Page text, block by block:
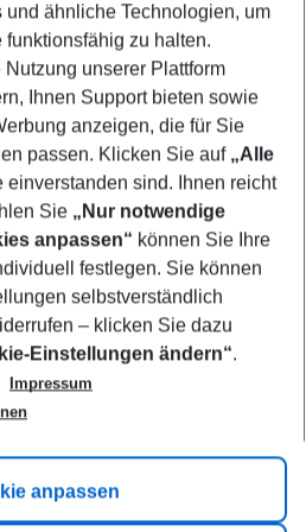
5-8 nights
more filter
ähnliche Technologien, um
zu halten.
unserer Plattform
Ihnen Support bieten sowie
anzeigen, die für Sie
passen. Klicken Sie auf „Alle
einverstanden sind. Ihnen reicht
Sie „Nur notwendige
anpassen“ können Sie Ihre
festlegen. Sie können
selbstverständlich
– klicken Sie dazu
Einstellungen ändern“.
Impressum
anpassen